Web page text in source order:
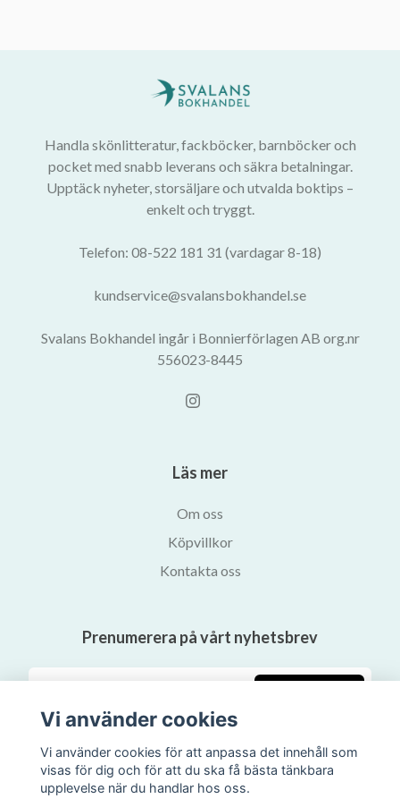
Handla skönlitteratur, fackböcker, barnböcker och
pocket med snabb leverans och säkra betalningar.
Upptäck nyheter, storsäljare och utvalda boktips –
enkelt och tryggt.
Telefon: 08-522 181 31 (vardagar 8-18)
kundservice@svalansbokhandel.se
Svalans Bokhandel ingår i Bonnierförlagen AB org.nr
556023-8445
Läs mer
Om oss
Köpvillkor
Kontakta oss
Prenumerera på vårt nyhetsbrev
Vi använder cookies
Vi använder cookies för att anpassa det innehåll som
visas för dig och för att du ska få bästa tänkbara
upplevelse när du handlar hos oss.